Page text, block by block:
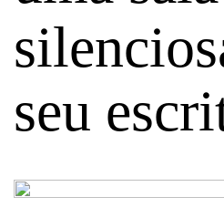
seu